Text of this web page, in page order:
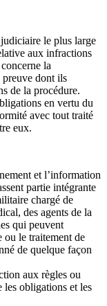
judiciaire le plus large
aux infractions
la
preuve dont ils
de la procédure.
en vertu du
avec tout traité
eux.
et l’information
partie intégrante
chargé de
des agents de la
qui peuvent
ou le traitement de
de quelque façon
aux règles ou
les obligations et les